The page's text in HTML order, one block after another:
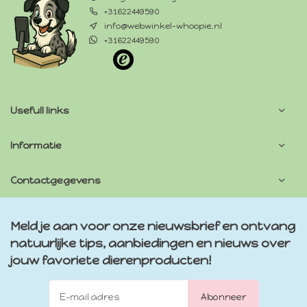
+31622449590
info@webwinkel-whoopie.nl
+31622449590
Usefull links
Informatie
Contactgegevens
Meld je aan voor onze nieuwsbrief en ontvang
natuurlijke tips, aanbiedingen en nieuws over
jouw favoriete dierenproducten!
Abonneer